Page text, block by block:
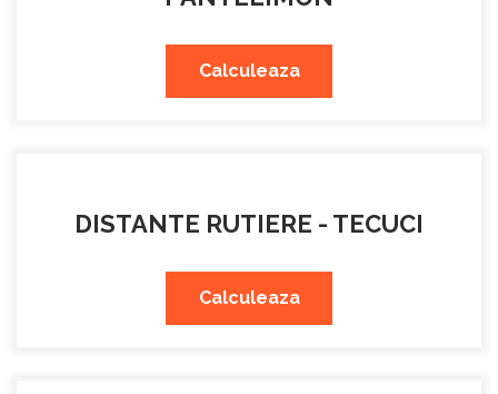
Calculeaza
DISTANTE RUTIERE - TECUCI
Calculeaza